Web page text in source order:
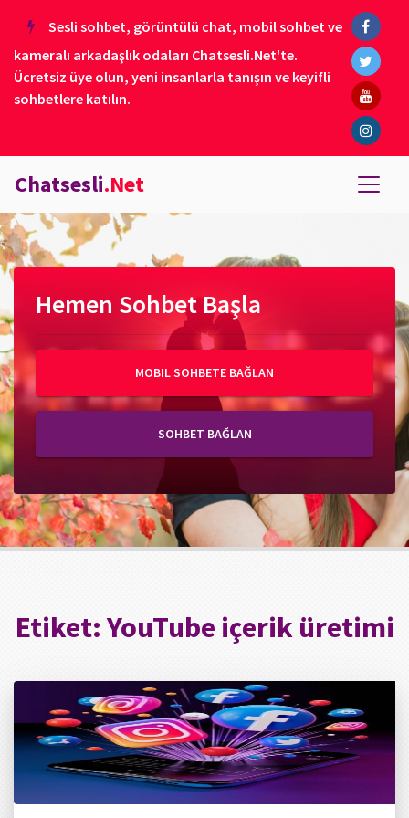
Sesli sohbet, görüntülü chat, mobil sohbet ve
kameralı arkadaşlık odaları Chatsesli.Net'te.
Ücretsiz üye olun, yeni insanlarla tanışın ve keyifli
sohbetlere katılın.
Chatsesli.Net
Hemen Sohbet Başla
MOBIL SOHBETE BAĞLAN
SOHBET BAĞLAN
Etiket:YouTube içerik üretimi